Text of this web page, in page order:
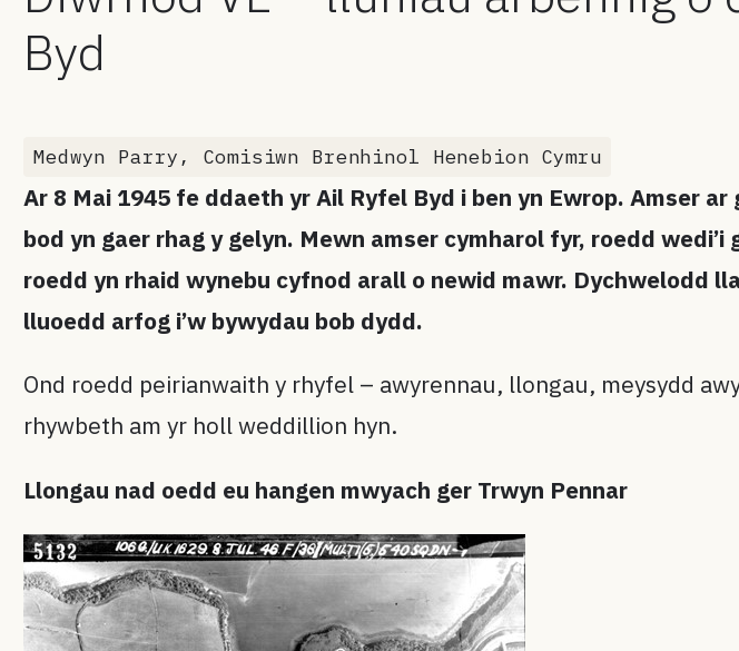
Byd
Medwyn Parry, Comisiwn Brenhinol Henebion Cymru
Ar 8 Mai 1945 fe ddaeth yr Ail Ryfel Byd i ben yn Ewrop. Amser
bod yn gaer rhag y gelyn. Mewn amser cymharol fyr, roedd
roedd yn rhaid wynebu cyfnod arall o newid mawr. Dychwelodd
lluoedd arfog i’w bywydau bob dydd.
Ond roedd peirianwaith y rhyfel – awyrennau, llongau, meysydd
rhywbeth am yr holl weddillion hyn.
Llongau nad oedd eu hangen mwyach ger Trwyn Pennar